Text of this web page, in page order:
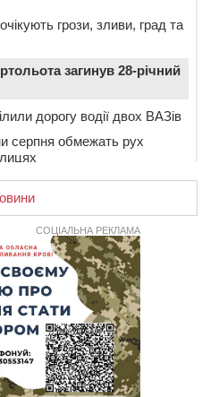
грози, зливи, град та
загинув 28-річний
дорогу водії двох ВАЗів
серпня обмежать рух
збільшилась
війни
спричинив аварію, не
підвищити
з 2027 року
і закупити іграшки: у
умови в дитсадку
громаду повертається
воїн
СОЦІАЛЬНА РЕКЛАМА